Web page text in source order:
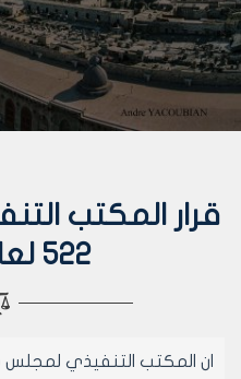
قرار المكتب
522 لعام 2003
ان المكتب التنفيذي